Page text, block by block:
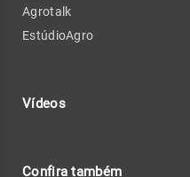
Agrotalk
EstúdioAgro
Vídeos
Confira também